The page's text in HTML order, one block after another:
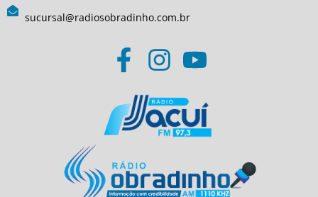
sucursal@radiosobradinho.com.br